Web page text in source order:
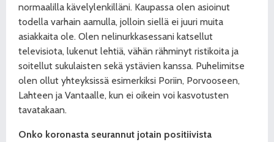
normaalilla kävelylenkilläni. Kaupassa olen asioinut
todella varhain aamulla, jolloin siellä ei juuri muita
asiakkaita ole. Olen nelinurkkasessani katsellut
televisiota, lukenut lehtiä, vähän rähminyt ristikoita ja
soitellut sukulaisten sekä ystävien kanssa. Puhelimitse
olen ollut yhteyksissä esimerkiksi Poriin, Porvooseen,
Lahteen ja Vantaalle, kun ei oikein voi kasvotusten
tavatakaan.
Onko koronasta seurannut jotain positiivista